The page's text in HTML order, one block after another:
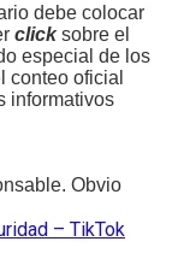
debe colocar
clicksobre el
especial de los
conteo oficial
informativos
Obvio
– TikTok